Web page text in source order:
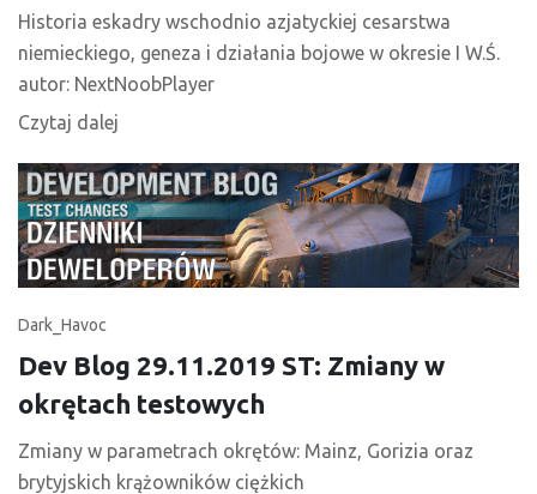
Historia eskadry wschodnio azjatyckiej cesarstwa
niemieckiego, geneza i działania bojowe w okresie I W.Ś.
autor: NextNoobPlayer
Czytaj dalej
Dark_Havoc
Dev Blog 29.11.2019 ST: Zmiany w
okrętach testowych
Zmiany w parametrach okrętów: Mainz, Gorizia oraz
brytyjskich krążowników ciężkich